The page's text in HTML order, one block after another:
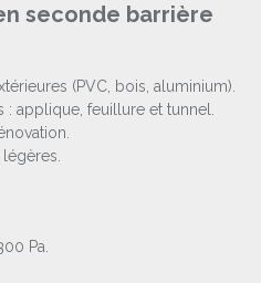
seconde barrière
(PVC, bois, aluminium).
applique, feuillure et tunnel.
Pa.